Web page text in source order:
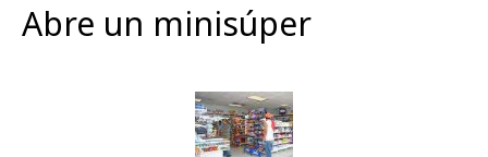
Abre un minisúper